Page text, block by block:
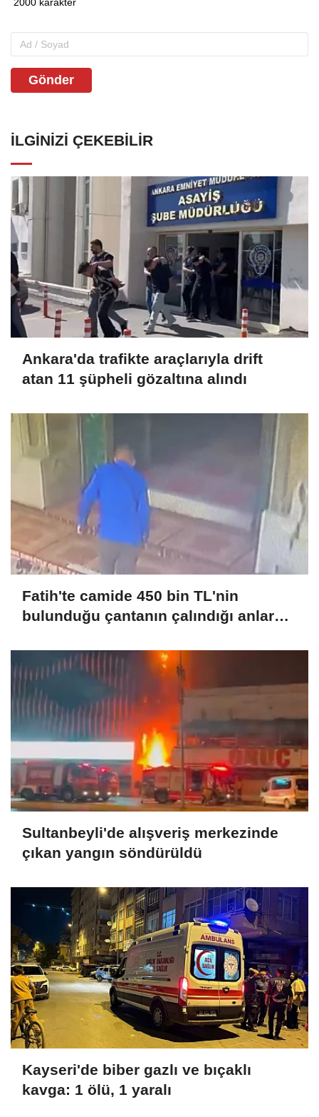
Gönder
İLGINIZI ÇEKEBILIR
Ankara'da trafikte araçlarıyla drift
atan 11 şüpheli gözaltına alındı
Fatih'te camide 450 bin TL'nin
bulunduğu çantanın çalındığı anlar
Sultanbeyli'de alışveriş merkezinde
çıkan yangın söndürüldü
Kayseri'de biber gazlı ve bıçaklı
kavga: 1 ölü, 1 yaralı